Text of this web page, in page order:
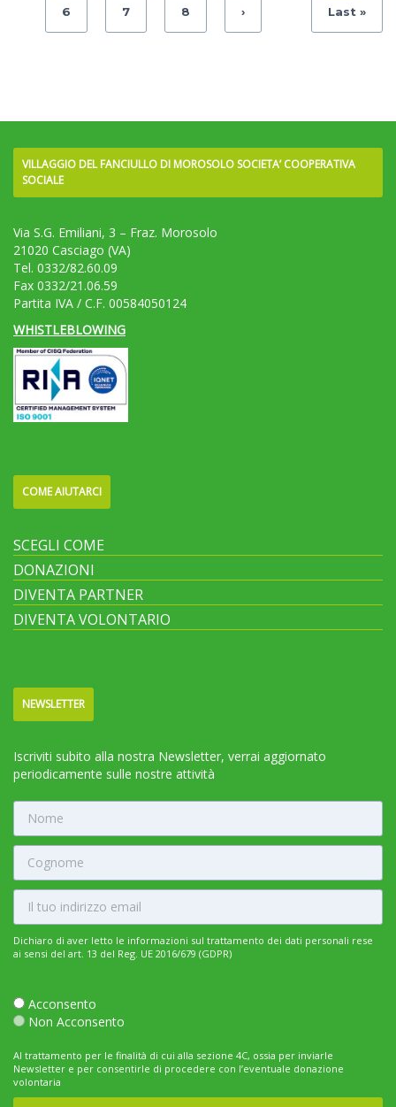
6 7 8 › Last »
VILLAGGIO DEL FANCIULLO DI MOROSOLO SOCIETA’ COOPERATIVA
SOCIALE
Via S.G. Emiliani, 3 – Fraz. Morosolo
21020 Casciago (VA)
Tel. 0332/82.60.09
Fax 0332/21.06.59
Partita IVA / C.F. 00584050124
WHISTLEBLOWING
COME AIUTARCI
SCEGLI COME
DONAZIONI
DIVENTA PARTNER
DIVENTA VOLONTARIO
NEWSLETTER
Iscriviti subito alla nostra Newsletter, verrai aggiornato
periodicamente sulle nostre attività
Dichiaro di aver letto le informazioni sul trattamento dei dati personali rese
ai sensi del art. 13 del Reg. UE 2016/679 (GDPR)
Acconsento
Non Acconsento
Al trattamento per le finalità di cui alla sezione 4C, ossia per inviarle
Newsletter e per consentirle di procedere con l’eventuale donazione
volontaria